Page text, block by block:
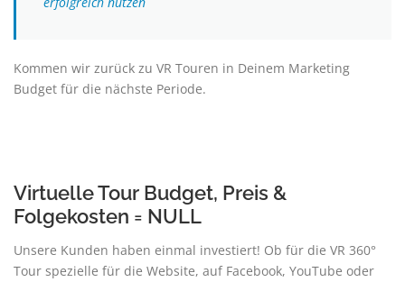
Kommen wir zurück zu VR Touren in Deinem Marketing
Budget für die nächste Periode.
Virtuelle Tour Budget, Preis &
Folgekosten = NULL
Unsere Kunden haben einmal investiert! Ob für die VR 360°
Tour spezielle für die Website, auf Facebook, YouTube oder